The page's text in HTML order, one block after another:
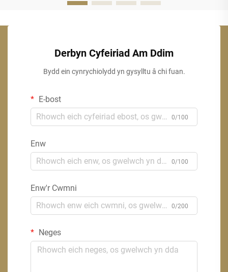
Derbyn Cyfeiriad Am Ddim
Bydd ein cynrychiolydd yn gysylltu â chi fuan.
E-bost
0/100
Enw
0/100
Enw'r Cwmni
0/200
Neges